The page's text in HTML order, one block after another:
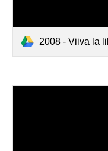
2008 - Viiva la